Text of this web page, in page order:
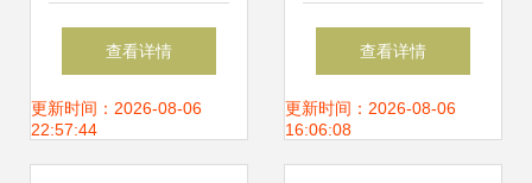
生的关键建议
查看详情
更新时间：2026-08-06
22:57:44
酒店·移路共赢”酒
店行业品牌及产品
查看详情
更新时间：2026-08-06
16:06:08